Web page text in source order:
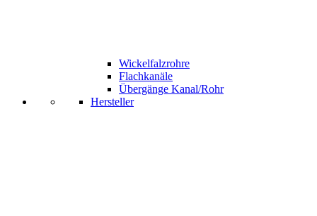
Wickelfalzrohre
Flachkanäle
Übergänge Kanal/Rohr
Hersteller